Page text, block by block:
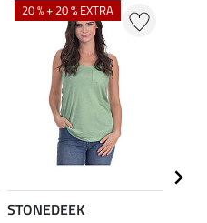
20 % + 20 % EXTRA
STONEDEEK